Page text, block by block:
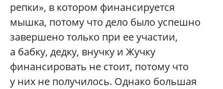
репки», в котором финансируется
мышка, потому что дело было успешно
завершено только при ее участии,
а бабку, дедку, внучку и Жучку
финансировать не стоит, потому что
у них не получилось. Однако большая